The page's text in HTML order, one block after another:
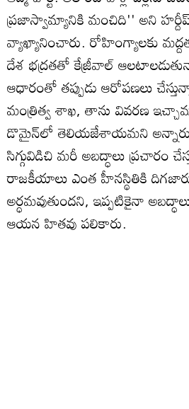
ప్రజాస్వామ్యానికి మంచిది'' అని
వ్యాఖ్యానించారు. రోహింగ్యాలకు
దేశ భద్రతతో కేజ్రీవాల్
ఆధారంతో తప్పుడు ఆరోపణలు
మంత్రిత్వ శాఖ, తాను వివరణ
డొమైన్‌లో తెలియజేశాయమని
సిగ్గువిడిచి మరీ అబద్ధాలు ప్రచారం
రాజకీయాలు ఎంత హీనస్థితికి
అర్ధమవుతుందని, ఇప్పటికైనా
ఆయన హితవు పలికారు.